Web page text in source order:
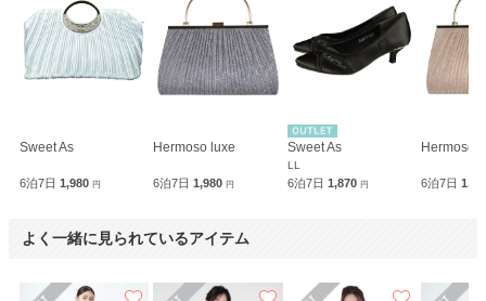
Sweet As
6泊7日 1,980 円
Hermoso luxe
6泊7日1,980円
Sweet As
LL
6泊7日 1,870 円
Hermoso
6泊7日
よく一緒に見られているアイテム